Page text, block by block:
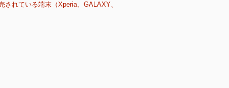
れている端末（Xperia、GALAXY、